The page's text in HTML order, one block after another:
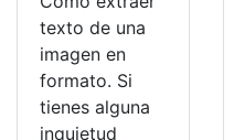
texto de una
imagen en
formato. Si
tienes alguna
inquietud